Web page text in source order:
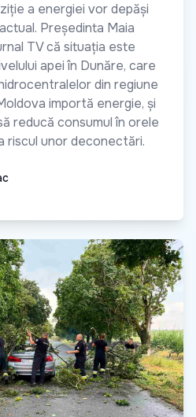
a energiei vor depăși
Președinta Maia
TV că situația este
apei în Dunăre, care
din regiune
importă energie, și
reducă consumul în orele
riscul unor deconectări.